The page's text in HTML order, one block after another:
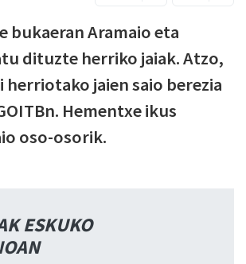
bukaeran Aramaio eta
dituzte herriko jaiak. Atzo,
herriotako jaien saio berezia
Hementxe ikus
oso-osorik.
ESKUKO